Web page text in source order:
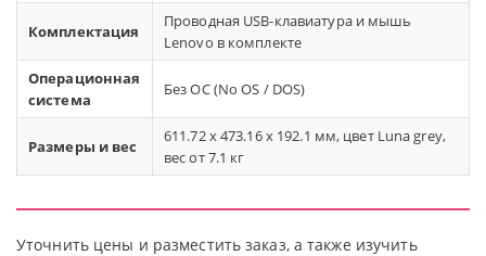
Комплектация
Проводная USB-клавиатура и мышь
Lenovo в комплекте
Операционная
система
Без ОС (No OS / DOS)
Размеры и вес
611.72 x 473.16 x 192.1 мм, цвет Luna grey,
вес от 7.1 кг
Уточнить цены и разместить заказ, а также изучить